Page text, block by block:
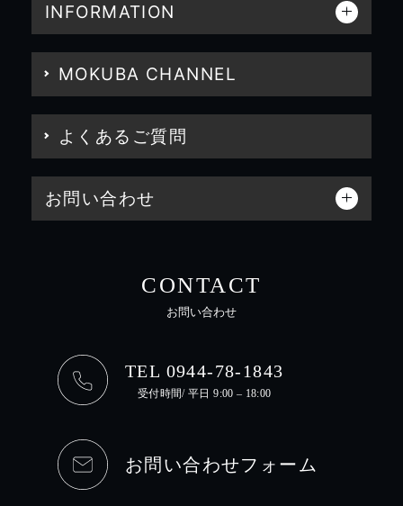
INFORMATION
MOKUBA CHANNEL
よくあるご質問
お問い合わせ
CONTACT
お問い合わせ
TEL 0944-78-1843
受付時間/ 平日 9:00 – 18:00
お問い合わせフォーム